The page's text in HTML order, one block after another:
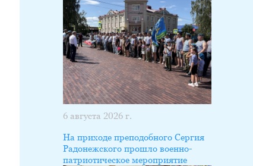
6 августа 2026 г.
На приходе преподобного Сергия
Радонежского прошло военно-
патриотическое мероприятие